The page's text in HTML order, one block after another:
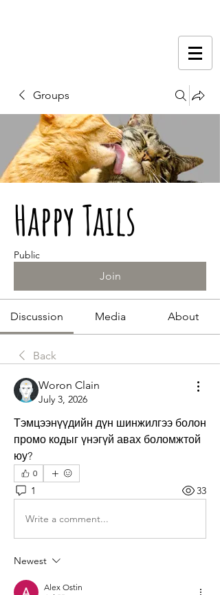
Groups
Happy Tails
Public
Join
Discussion Media About
Back
Woron Clain
July 3, 2026
Тэмцээнүүдийн дүн шинжилгээ болон
промо кодыг үнэгүй авах боломжтой
юу?
0
1 33
Write a comment...
Newest
Alex Ostin